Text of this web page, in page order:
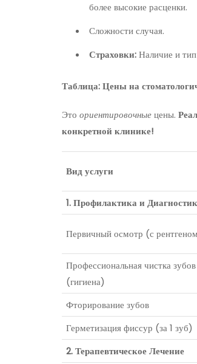
более высокие расценки.
Сложности случая.
Страховки:Наличие и
Таблица: Цены на
Это ориентировочныецены.
конкретной клинике!
Вид услуги
1. Профилактика и
Первичный осмотр (с
Профессиональная чистка зубов
(гигиена)
Фторирование зубов
Герметизация фиссур (за 1 зуб)
2. Терапевтическое Лечение